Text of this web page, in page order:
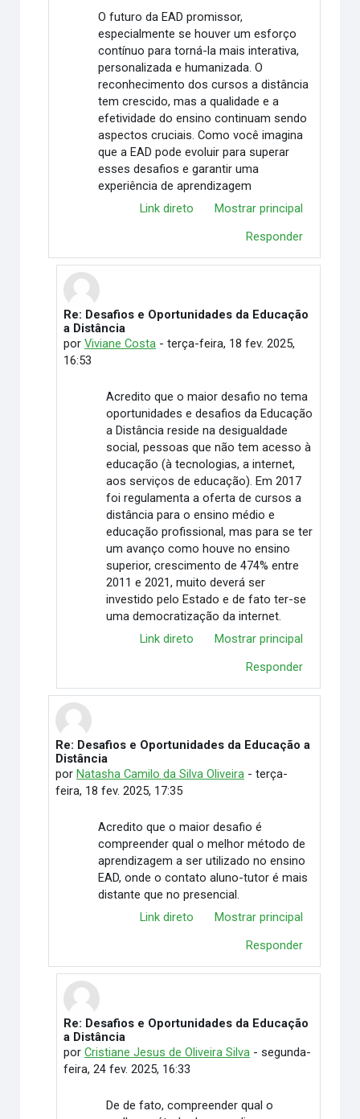
O futuro da EAD promissor,
especialmente se houver um esforço
contínuo para torná-la mais interativa,
personalizada e humanizada. O
reconhecimento dos cursos a distância
tem crescido, mas a qualidade e a
efetividade do ensino continuam sendo
aspectos cruciais. Como você imagina
que a EAD pode evoluir para superar
esses desafios e garantir uma
experiência de aprendizagem
Link direto
Mostrar principal
Responder
Em resposta à Déborah Vilas Boas
Re: Desafios e Oportunidades da Educação
a Distância
porViviane Costa -terça-feira, 18 fev. 2025,
16:53
Acredito que o maior desafio no tema
oportunidades e desafios da Educação
a Distância reside na desigualdade
social, pessoas que não tem acesso à
educação (à tecnologias, a internet,
aos serviços de educação). Em 2017
foi regulamenta a oferta de cursos a
distância para o ensino médio e
educação profissional, mas para se ter
um avanço como houve no ensino
superior, crescimento de 474% entre
2011 e 2021, muito deverá ser
investido pelo Estado e de fato ter-se
uma democratização da internet.
Link direto
Mostrar principal
Responder
Em resposta à Cynthia Fernandes Santos Meireles
Re: Desafios e Oportunidades da Educação a
Distância
por Natasha Camilo da Silva Oliveira- terça-
feira, 18 fev. 2025, 17:35
Acredito que o maior desafio é
compreender qual o melhor método de
aprendizagem a ser utilizado no ensino
EAD, onde o contato aluno-tutor é mais
distante que no presencial.
Link direto
Mostrar principal
Responder
Em resposta à Natasha Camilo da Silva Oliveira
Re: Desafios e Oportunidades da Educação
a Distância
porCristiane Jesus de Oliveira Silva -segunda-
feira, 24 fev. 2025, 16:33
De de fato, compreender qual o